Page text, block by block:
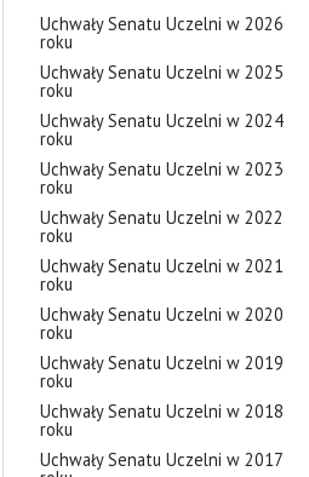
Uchwały Senatu Uczelni w 2026
roku
Uchwały Senatu Uczelni w 2025
roku
Uchwały Senatu Uczelni w 2024
roku
Uchwały Senatu Uczelni w 2023
roku
Uchwały Senatu Uczelni w 2022
roku
Uchwały Senatu Uczelni w 2021
roku
Uchwały Senatu Uczelni w 2020
roku
Uchwały Senatu Uczelni w 2019
roku
Uchwały Senatu Uczelni w 2018
roku
Uchwały Senatu Uczelni w 2017